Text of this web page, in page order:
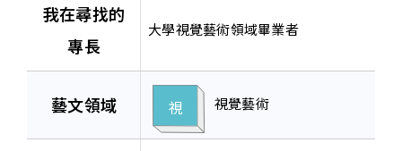
我在尋找的
專長
大學視覺藝術領域畢業者
藝文領域 視 視覺藝術